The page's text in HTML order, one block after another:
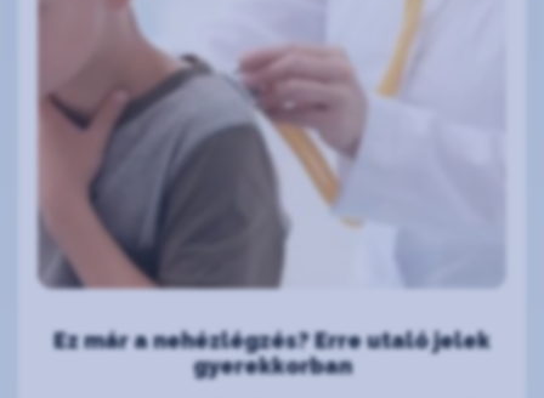
Ez már a nehézlégzés? Erre utaló jelek
gyerekkorban